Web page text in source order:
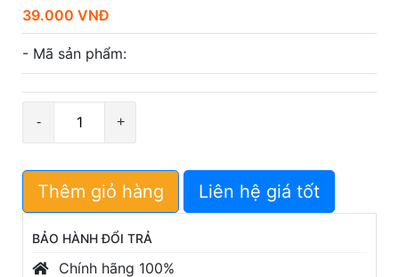
39.000 VNĐ
- Mã sản phẩm:
lượng
Thêm giỏ hàng Liên hệ giá tốt
BẢO HÀNH ĐỔI TRẢ
Chính hãng 100%